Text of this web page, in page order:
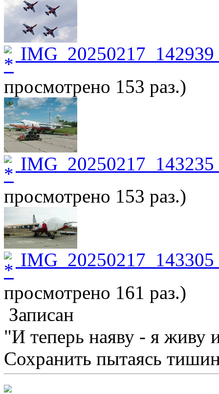
просмотрено 153 раз.)
просмотрено 153 раз.)
просмотрено 161 раз.)
Записан
"И теперь наяву - я живу
Сохранить пытаясь